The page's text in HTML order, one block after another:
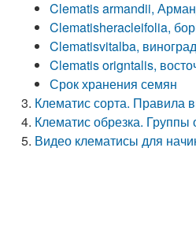
Clematis armandii,
Clematisheracleifolia,
Clematisvitalba,
Clematis origntalis,
Срок хранения семян
Клематис сорта. Правила
Клематис обрезка. Группы
Видео клематисы для